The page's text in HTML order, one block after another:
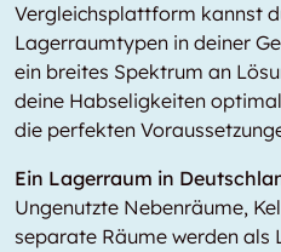
Vergleichsplattform kannst
Lagerraumtypen in deiner
ein breites Spektrum an
deine Habseligkeiten
die perfekten
Ein Lagerraum in
Ungenutzte Nebenräume,
separate Räume werden als